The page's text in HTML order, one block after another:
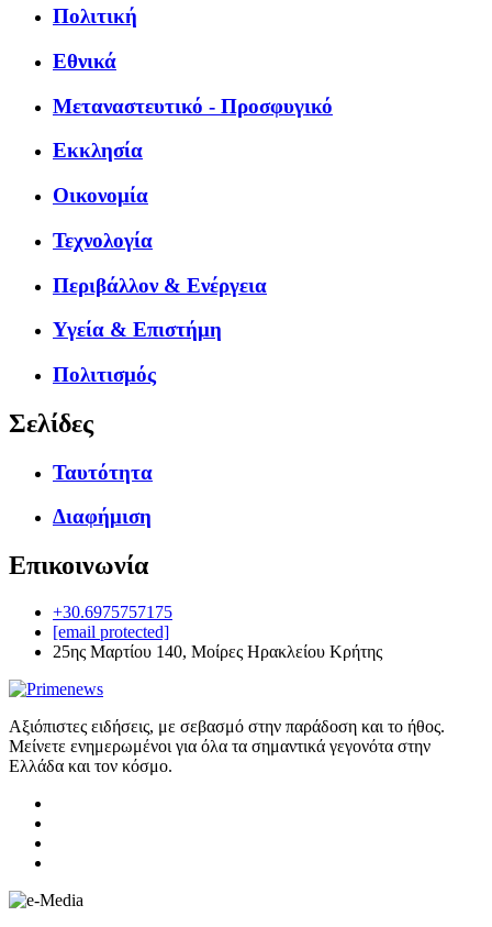
Πολιτική
Εθνικά
Μεταναστευτικό - Προσφυγικό
Εκκλησία
Οικονομία
Τεχνολογία
Περιβάλλον & Ενέργεια
Υγεία & Επιστήμη
Πολιτισμός
Σελίδες
Ταυτότητα
Διαφήμιση
Επικοινωνία
+30.6975757175
[email protected]
25ης Μαρτίου 140, Μοίρες Ηρακλείου Κρήτης
Αξιόπιστες ειδήσεις, με σεβασμό στην παράδοση και το ήθος.
Μείνετε ενημερωμένοι για όλα τα σημαντικά γεγονότα στην
Ελλάδα και τον κόσμο.